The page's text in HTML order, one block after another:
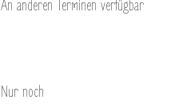
An anderen Terminen verfügbar
Nur noch